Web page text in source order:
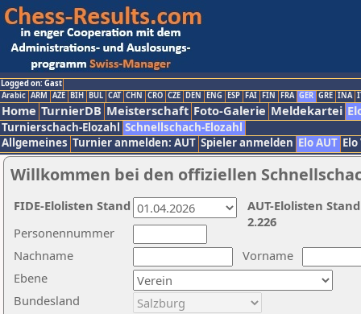
Logged on: Gast
Arabic ARM AZE BIH BUL CAT CHN CRO CZE DEN ENG ESP FAI FIN FRA GER GRE INA
Home TurnierDB Meisterschaft Foto-Galerie Meldekartei
Turnierschach-Elozahl Schnellschach-Elozahl
Allgemeines Turnier anmelden: AUT Spieler anmelden Elo AUT
Willkommen bei den offiziellen
Nachname
Vorname
Ebene
Personennummer
Bundesland
AUT-Elolisten
2.226
FIDE-Elolisten Stand